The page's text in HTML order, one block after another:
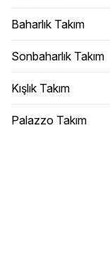
Baharlık Takım
Sonbaharlık Takım
Kışlık Takım
Palazzo Takım